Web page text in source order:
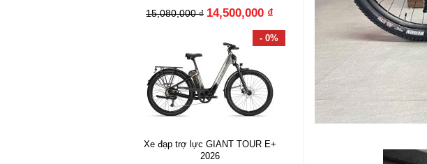
15,080,000 ₫ 14,500,000 ₫
- 0%
Xe đạp trợ lực GIANT TOUR E+
2026